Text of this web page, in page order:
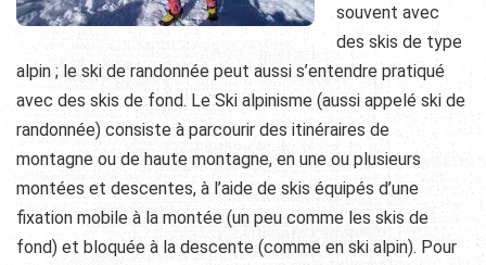
souvent avec
des skis de type
alpin ; le ski de randonnée peut aussi s’entendre pratiqué
avec des skis de fond. Le Ski alpinisme (aussi appelé ski de
randonnée) consiste à parcourir des itinéraires de
montagne ou de haute montagne, en une ou plusieurs
montées et descentes, à l’aide de skis équipés d’une
fixation mobile à la montée (un peu comme les skis de
fond) et bloquée à la descente (comme en ski alpin). Pour